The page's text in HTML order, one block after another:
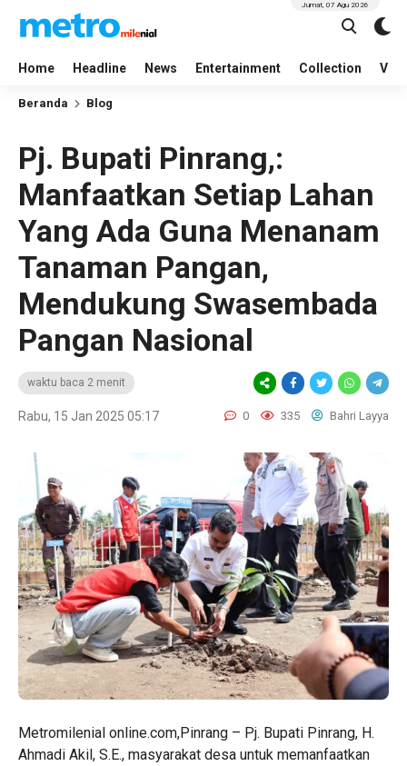
Home Headline News Entertainment Collection
Jumat, 07 Agu 2026
Beranda Blog
Pj. Bupati Pinrang,:
Manfaatkan Setiap Lahan
Yang Ada Guna Menanam
Tanaman Pangan,
Mendukung Swasembada
Pangan Nasional
waktu baca 2 menit
Rabu, 15 Jan 2025 05:17 0 335 Bahri Layya
Metromilenial online.com,Pinrang – Pj. Bupati Pinrang, H.
Ahmadi Akil, S.E., masyarakat desa untuk memanfaatkan